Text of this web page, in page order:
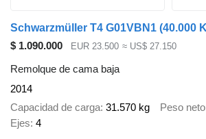
$ 1.090.000 EUR 23.500 ≈ US$ 27.150
Remolque de cama baja
2014
Capacidad de carga 31.570 kg Peso neto
Ejes 4